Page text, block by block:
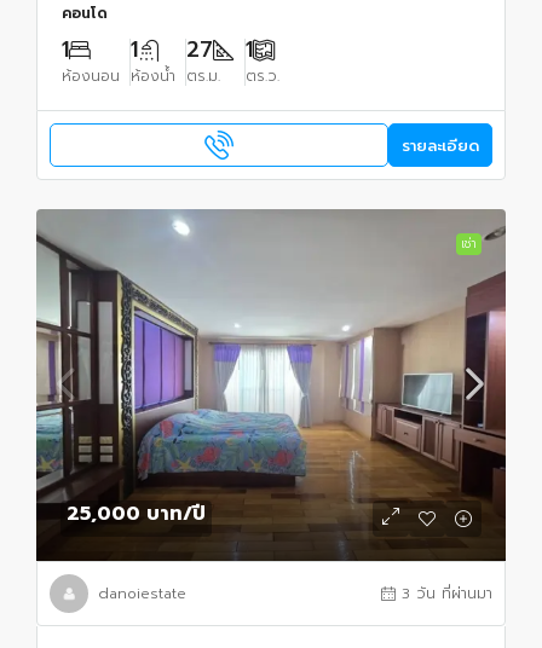
คอนโด
1
ห้องนอน
1
ห้องน้ำ
27
ตร.ม.
1
ตร.ว.
รายละเอียด
เช่า
25,000 บาท/ปี
danoiestate 3 วัน ที่ผ่านมา